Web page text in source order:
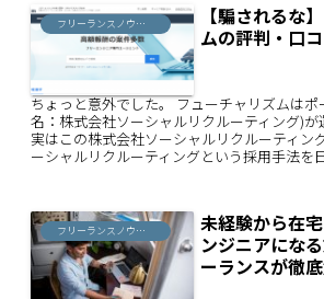
フリーランスノウハウ
【騙されるな
ムの評判・口
ちょっと意外でした。 フューチャリズムは
名：株式会社ソーシャルリクルーティング)が
実はこの株式会社ソーシャルリクルーティン
ーシャルリクルーティングという採用手法を
フリーランスノウハウ
未経験から在
ンジニアにな
ーランスが徹底